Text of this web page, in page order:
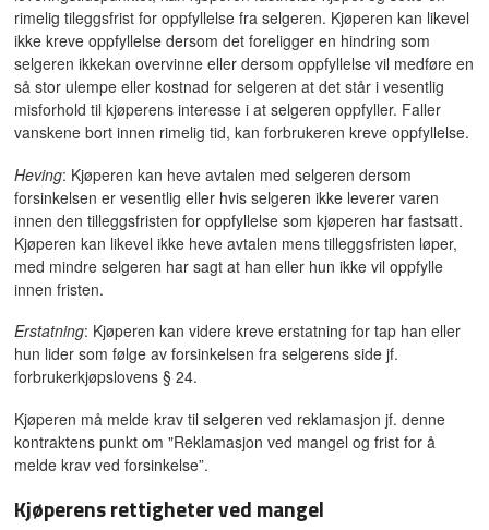
rimelig tileggsfrist for oppfyllelse fra selgeren. Kjøperen kan likevel
ikke kreve oppfyllelse dersom det foreligger en hindring som
selgeren ikkekan overvinne eller dersom oppfyllelse vil medføre en
så stor ulempe eller kostnad for selgeren at det står i vesentlig
misforhold til kjøperens interesse i at selgeren oppfyller. Faller
vanskene bort innen rimelig tid, kan forbrukeren kreve oppfyllelse.
Heving: Kjøperen kan heve avtalen med selgeren dersom
forsinkelsen er vesentlig eller hvis selgeren ikke leverer varen
innen den tilleggsfristen for oppfyllelse som kjøperen har fastsatt.
Kjøperen kan likevel ikke heve avtalen mens tilleggsfristen løper,
med mindre selgeren har sagt at han eller hun ikke vil oppfylle
innen fristen.
Erstatning: Kjøperen kan videre kreve erstatning for tap han eller
hun lider som følge av forsinkelsen fra selgerens side jf.
forbrukerkjøpslovens § 24.
Kjøperen må melde krav til selgeren ved reklamasjon jf. denne
kontraktens punkt om "Reklamasjon ved mangel og frist for å
melde krav ved forsinkelse”.
Kjøperens rettigheter ved mangel